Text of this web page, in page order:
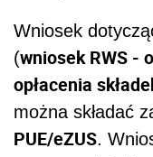
Wniosek
(wniosek RWS -
opłacenia
można składać
PUE/eZUS.